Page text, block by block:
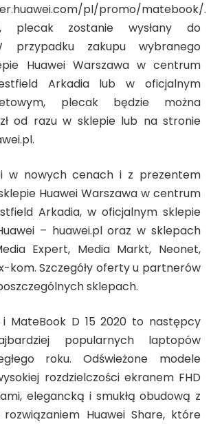
pl/promo/matebook/.
plecak zostanie wysłany do
przypadku zakupu wybranego
Huawei Warszawa w centrum
Arkadia lub w oficjalnym
plecak będzie można
od razu w sklepie lub na stronie
w nowych cenach i z prezentem
Huawei Warszawa w centrum
Arkadia, w oficjalnym sklepie
– huawei.pl oraz w sklepach
Expert, Media Markt, Neonet,
kom. Szczegóły oferty u partnerów
sklepach.
i MateBook D 15 2020 to następcy
popularnych laptopów
roku. Odświeżone modele
rozdzielczości ekranem FHD
elegancką i smukłą obudową z
Huawei Share, które